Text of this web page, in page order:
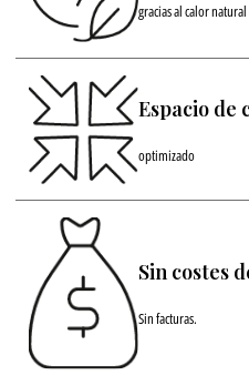
gracias al calor
Espacio de
optimizado
Sin costes
Sin facturas.